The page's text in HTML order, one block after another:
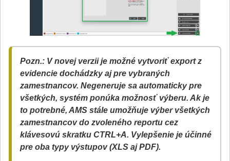
Pozn.: V novej verzii je možné vytvoriť export z
evidencie dochádzky aj pre vybraných
zamestnancov. Negeneruje sa automaticky pre
všetkých, systém ponúka možnosť výberu. Ak je
to potrebné, AMS stále umožňuje výber všetkých
zamestnancov do zvoleného reportu cez
klávesovú skratku CTRL+A. Vylepšenie je účinné
pre oba typy výstupov (XLS aj PDF).